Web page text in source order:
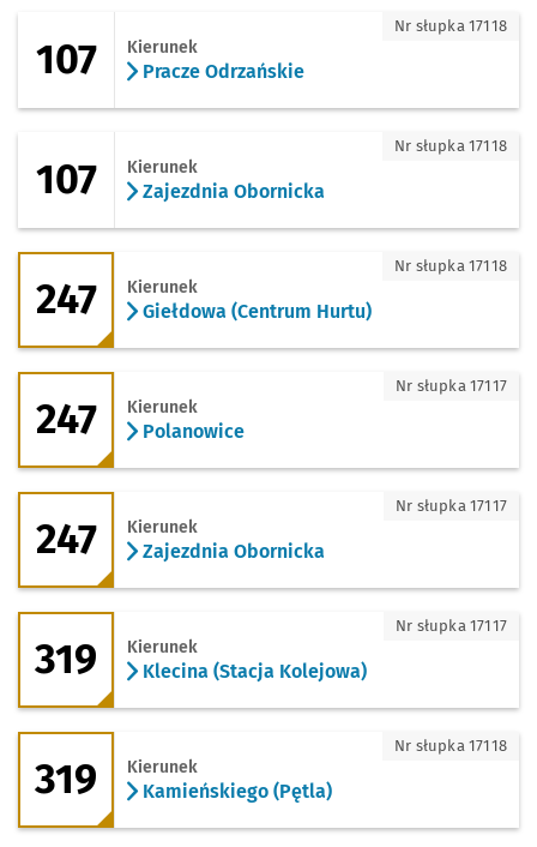
107 - kierunek Pracze Odrzańskie
107 Kierunek
Pracze Odrzańskie
Nr słupka 17118
107 - kierunek Zajezdnia Obornicka
107 Kierunek
Zajezdnia Obornicka
Nr słupka 17118
247 - kierunek Giełdowa (Centrum
247 Kierunek
Giełdowa (Centrum Hurtu)
Nr słupka 17118
247 - kierunek Polanowice
247 Kierunek
Polanowice
Nr słupka 17117
247 - kierunek Zajezdnia Obornicka
247 Kierunek
Zajezdnia Obornicka
Nr słupka 17117
319 - kierunek Klecina (Stacja
319 Kierunek
Klecina (Stacja Kolejowa)
Nr słupka 17117
319 - kierunek Kamieńskiego (Pętla)
319 Kierunek
Kamieńskiego (Pętla)
Nr słupka 17118